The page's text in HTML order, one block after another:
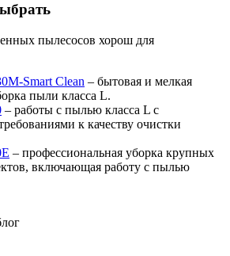
пылесосов хорош для
Smart Clean – бытовая и мелкая
пыли класса L.
– работы с пылью класса L с
к качеству очистки
– профессиональная уборка крупных
включающая работу с пылью